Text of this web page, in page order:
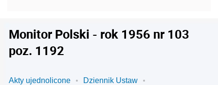
Monitor Polski - rok 1956 nr 103
poz. 1192
Akty ujednolicone
Dziennik Ustaw